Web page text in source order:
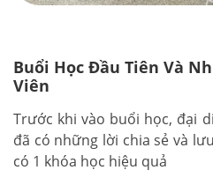
Buổi Học Đầu Tiên Và
Viên
Trước khi vào buổi học, đại
đã có những lời chia sẻ và
có 1 khóa học hiệu quả